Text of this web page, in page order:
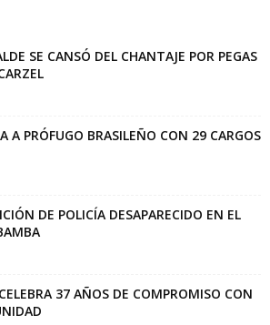
SE CANSÓ DEL CHANTAJE POR PEGAS
A PRÓFUGO BRASILEÑO CON 29 CARGOS
DE POLICÍA DESAPARECIDO EN EL
37 AÑOS DE COMPROMISO CON